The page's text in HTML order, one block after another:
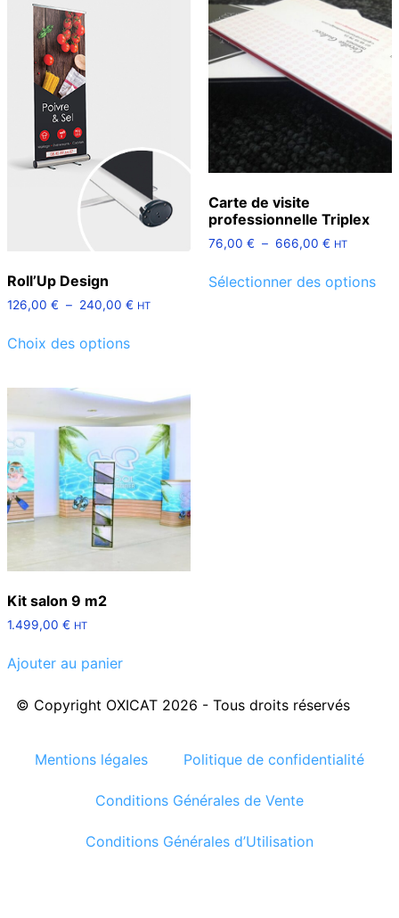
Roll’Up Design
126,00 € – 240,00 € HT
Choix des options
Carte de visite
professionnelle Triplex
76,00 € – 666,00 € HT
Sélectionner des options
Kit salon 9 m2
1.499,00 € HT
Ajouter au panier
© Copyright OXICAT 2026 - Tous droits réservés
Mentions légales Politique de confidentialité
Conditions Générales de Vente
Conditions Générales d’Utilisation